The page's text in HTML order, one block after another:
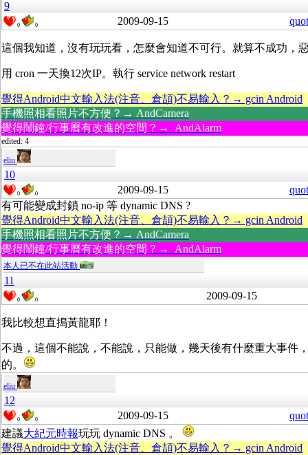
9
0 0 2009-09-15
這個我知道，沒有玩玩看，怎麼會知道不可行。就算不成功，
用 cron 一天換12次IP。執行 service network restart
覺得Android中文輸入法(注音、倉頡)不易輸入？→ gcin Android
手機照相看照片不方便？→ AndCamera
覺得鬧鐘/行事曆有改進的空間？→ AndAlarm
edited: 4
eliu
10
0 0 2009-09-15
有可能變成封鎖 no-ip 等 dynamic DNS ?
覺得Android中文輸入法(注音、倉頡)不易輸入？→ gcin Android
手機照相看照片不方便？→ AndCamera
覺得鬧鐘/行事曆有改進的空間？→ AndAlarm
本人已不在此站活動
11
0 0 2009-09-15
我比較想直搗黃龍耶！
不過，這個不能說，不能說，只能做，幾天後有什麼重大事件
的。
eliu
12
0 0 2009-09-15
建議大紀元時報玩玩 dynamic DNS 。
覺得Android中文輸入法(注音、倉頡)不易輸入？→ gcin Android